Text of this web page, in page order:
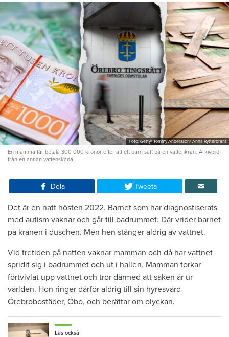
Foto: Getty/ Tommy Andersson/ Anna Rytterbrant
En mamma får betala 300 000 kronor efter att ett barn satt på en vattenkran. Arkivbild
från en annan vattenskada.
Dela Tweeta
Det är en natt hösten 2022. Barnet som har diagnostiserats
med autism vaknar och går till badrummet. Där vrider barnet
på kranen i duschen. Men hen stänger aldrig av vattnet.
Vid tretiden på natten vaknar mamman och då har vattnet
spridit sig i badrummet och ut i hallen. Mamman torkar
förtvivlat upp vattnet och tror därmed att saken är ur
världen. Hon ringer därför aldrig till sin hyresvärd
Örebrobostäder, Öbo, och berättar om olyckan.
Läs också